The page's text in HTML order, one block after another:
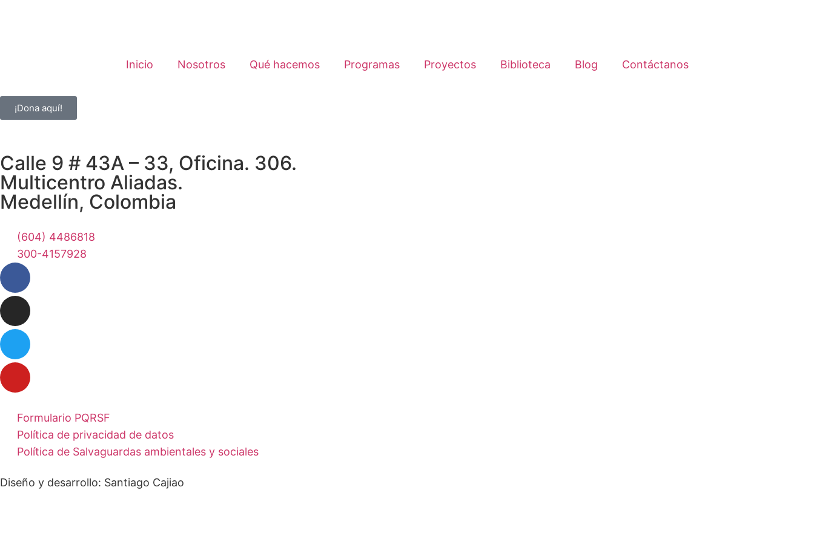
Inicio Nosotros Qué hacemos Programas Proyectos Biblioteca Blog Contáctanos
¡Dona aquí!
Calle 9 # 43A – 33, Oficina. 306.
Multicentro Aliadas.
Medellín, Colombia
(604) 4486818
300-4157928
Formulario PQRSF
Política de privacidad de datos
Política de Salvaguardas ambientales y sociales
Diseño y desarrollo: Santiago Cajiao